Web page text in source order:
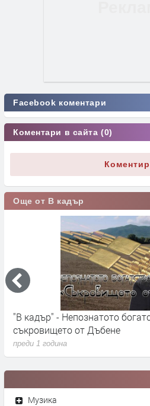
Facebook коментари
Коментари в сайта (0)
Още от В кадър
"В кадър" - Непознатото
съкровището от Дъбене
преди 1 година
Музика